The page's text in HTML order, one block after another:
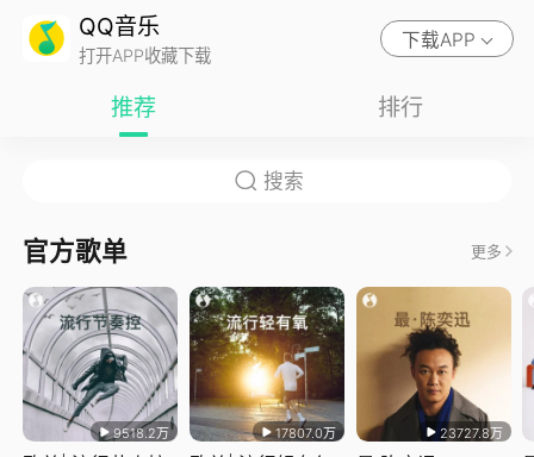
QQ音乐
打开APP收藏下载
下载APP
推荐 排行
官方歌单 更多
9518.2万 17807.0万 23727.8万